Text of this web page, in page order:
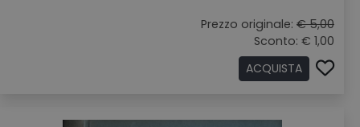
Prezzo originale: € 5,00
Sconto: € 1,00
ACQUISTA